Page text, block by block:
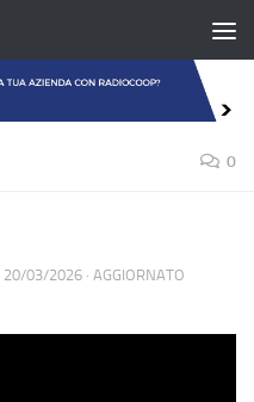
0
20/03/2026 · AGGIORNATO